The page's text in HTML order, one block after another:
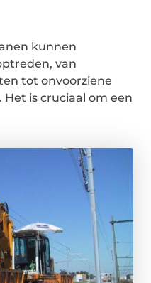
kunnen
van
tot onvoorziene
is cruciaal om een